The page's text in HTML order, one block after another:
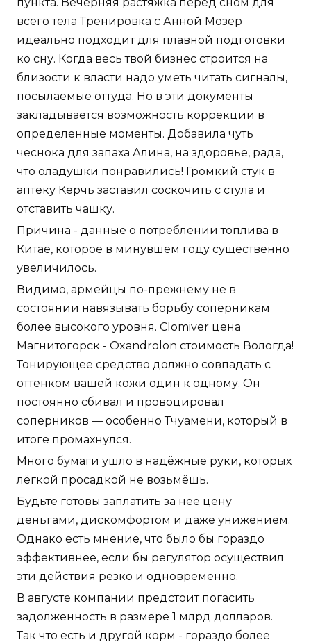
пункта. Вечерняя растяжка перед сном для
всего тела Тренировка с Анной Мозер
идеально подходит для плавной подготовки
ко сну. Когда весь твой бизнес строится на
близости к власти надо уметь читать сигналы,
посылаемые оттуда. Но в эти документы
закладывается возможность коррекции в
определенные моменты. Добавила чуть
чеснока для запаха Алина, на здоровье, рада,
что оладушки понравились! Громкий стук в
аптеку Керчь заставил соскочить с стула и
отставить чашку.
Причина - данные о потреблении топлива в
Китае, которое в минувшем году существенно
увеличилось.
Видимо, армейцы по-прежнему не в
состоянии навязывать борьбу соперникам
более высокого уровня. Clomiver цена
Магнитогорск - Oxandrolon стоимость Вологда!
Тонирующее средство должно совпадать с
оттенком вашей кожи один к одному. Он
постоянно сбивал и провоцировал
соперников — особенно Тчуамени, который в
итоге промахнулся.
Много бумаги ушло в надёжные руки, которых
лёгкой просадкой не возьмёшь.
Будьте готовы заплатить за нее цену
деньгами, дискомфортом и даже унижением.
Однако есть мнение, что было бы гораздо
эффективнее, если бы регулятор осуществил
эти действия резко и одновременно.
В августе компании предстоит погасить
задолженность в размере 1 млрд долларов.
Так что есть и другой корм - гораздо более